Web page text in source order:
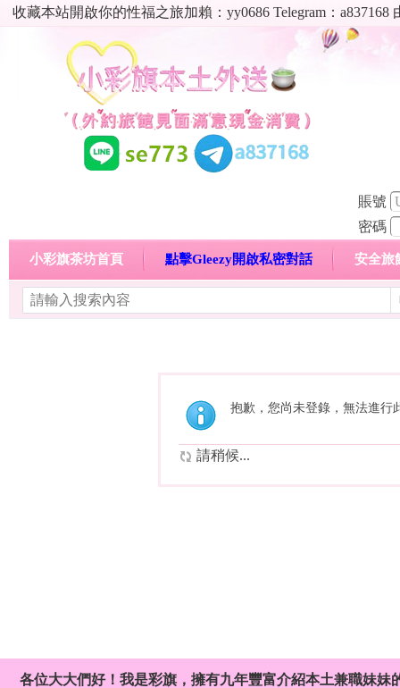
收藏本站開啟你的性福之旅加賴：yy0686 Telegram：
賬號
密碼
小彩旗茶坊首頁 點擊Gleezy開啟私密對話 安全旅
抱歉，您尚未登錄，無法進行
請稍候...
各位大大們好！我是彩旗，擁有九年豐富介紹本土兼職妹